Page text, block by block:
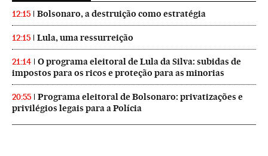
12:15 Bolsonaro, a destruição como estratégia
12:15 Lula, uma ressurreição
21:14
O programa eleitoral de Lula da Silva: subidas de
impostos para os ricos e proteção para as minorias
20:55
Programa eleitoral de Bolsonaro: privatizações e
privilégios legais para a Polícia